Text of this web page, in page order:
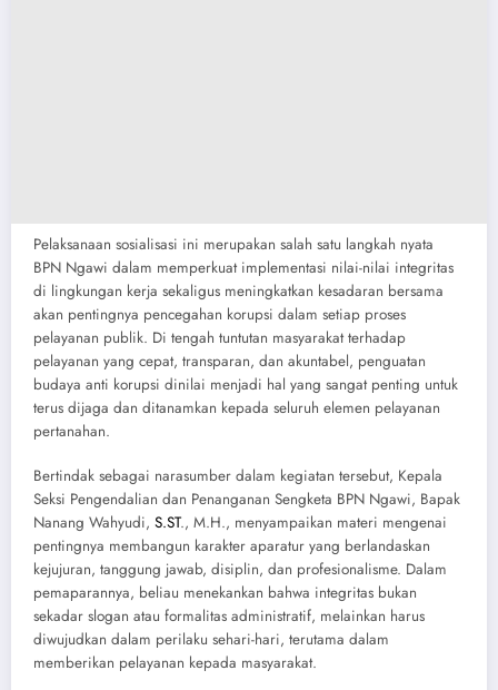
Pelaksanaan sosialisasi ini merupakan salah satu langkah nyata
BPN Ngawi dalam memperkuat implementasi nilai-nilai integritas
di lingkungan kerja sekaligus meningkatkan kesadaran bersama
akan pentingnya pencegahan korupsi dalam setiap proses
pelayanan publik. Di tengah tuntutan masyarakat terhadap
pelayanan yang cepat, transparan, dan akuntabel, penguatan
budaya anti korupsi dinilai menjadi hal yang sangat penting untuk
terus dijaga dan ditanamkan kepada seluruh elemen pelayanan
pertanahan.
Bertindak sebagai narasumber dalam kegiatan tersebut, Kepala
Seksi Pengendalian dan Penanganan Sengketa BPN Ngawi, Bapak
Nanang Wahyudi, S.ST., M.H., menyampaikan materi mengenai
pentingnya membangun karakter aparatur yang berlandaskan
kejujuran, tanggung jawab, disiplin, dan profesionalisme. Dalam
pemaparannya, beliau menekankan bahwa integritas bukan
sekadar slogan atau formalitas administratif, melainkan harus
diwujudkan dalam perilaku sehari-hari, terutama dalam
memberikan pelayanan kepada masyarakat.